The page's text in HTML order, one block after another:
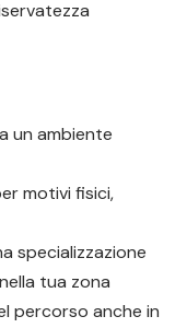
un ambiente
motivi fisici,
specializzazione
tua zona
percorso anche in